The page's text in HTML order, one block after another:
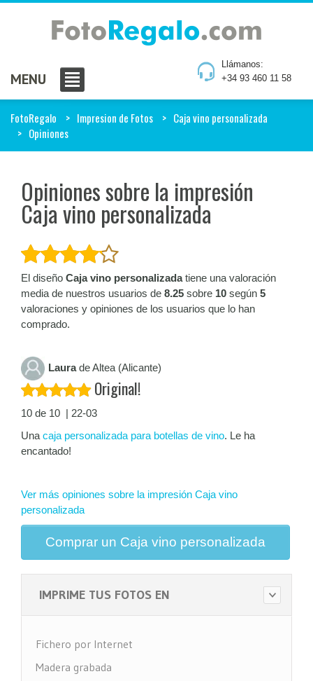
Llámanos:
+34 93 460 11 58
MENU
FotoRegalo Impresion de Fotos
Caja vino personalizada
Opiniones
Opiniones sobre la impresión
Caja vino personalizada
El diseño Caja vino personalizadatiene una valoración
media de nuestros usuarios de 8.25 sobre 10 según 5
valoraciones y opiniones de los usuarios que lo han
comprado.
Laurade Altea (Alicante)
Original!
10 de 10 | 22-03
Una caja personalizada para botellas de vino. Le ha
encantado!
Ver más opiniones sobre la impresión Caja vino
personalizada
Comprar un Caja vino personalizada
IMPRIME TUS FOTOS EN
Fichero por Internet
Madera grabada